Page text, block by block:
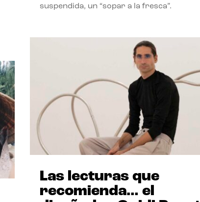
suspendida, un “sopar a la fresca”.
Las lecturas que
recomienda… el